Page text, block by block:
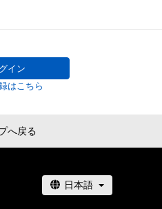
イン
はこちら
へ戻る